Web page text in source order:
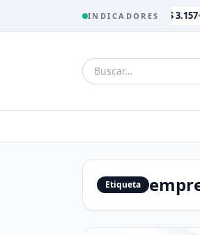
INDICADORES
TRM $ 3.157
Etiqueta